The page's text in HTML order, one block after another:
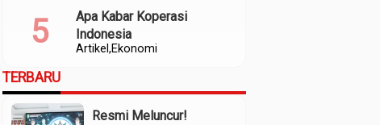
Artikel Ekonomi
Apa Kabar Koperasi
Indonesia
TERBARU
Resmi Meluncur!